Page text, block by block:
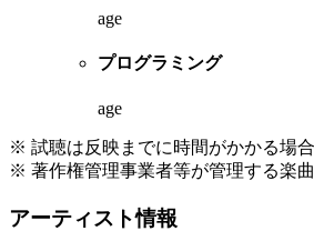
age
プログラミング
age
※ 試聴は反映までに時間がかかる場合
※ 著作権管理事業者等が管理する楽曲
アーティスト情報